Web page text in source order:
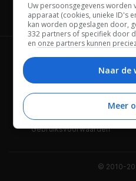
Channels
Wie is FWD
Adverteren
Gebruiksvoorwaarden
© 2010-
Uw persoonsgegevens worden
apparaat (cookies, unieke ID's
kan worden opgeslagen door,
332 partners of specifiek door
en onze partners kunnen
Bepaalde leveranciers kunnen
beheren. Zoek onderaan deze
een link om uw toestemming te
privacy- en cookie-instellingen.
Naar de
Meer